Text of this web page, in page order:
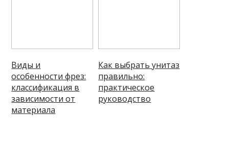
Виды и
особенности фрез:
классификация в
зависимости от
материала
Как выбрать унитаз
правильно:
практическое
руководство